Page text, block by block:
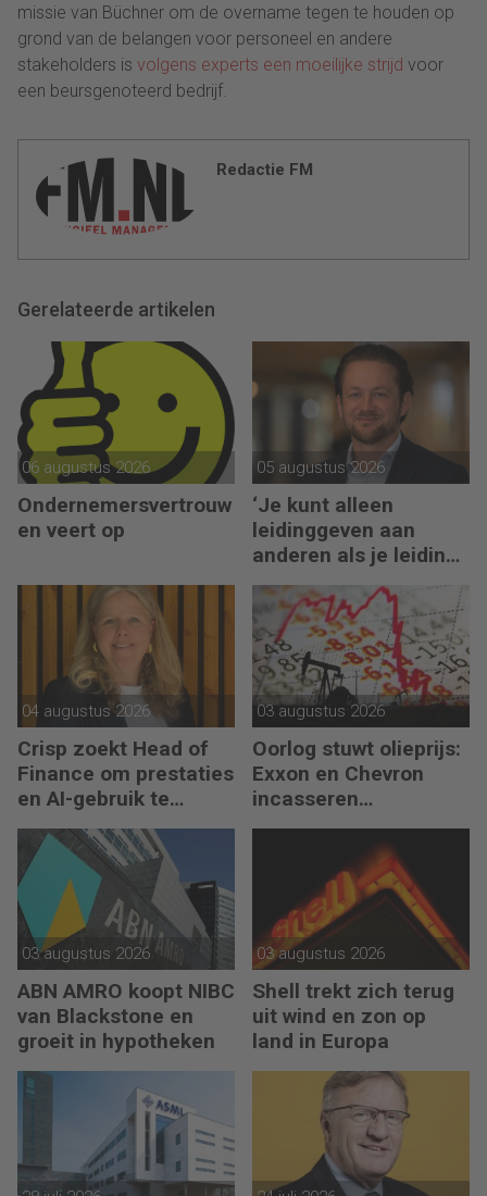
missie van Büchner om de overname tegen te houden op
grond van de belangen voor personeel en andere
stakeholders is volgens experts een moeilijke strijd voor
een beursgenoteerd bedrijf.
Redactie FM
Gerelateerde artikelen
06 augustus 2026
Ondernemersvertrouw
en veert op
05 augustus 2026
‘Je kunt alleen
leidinggeven aan
anderen als je leiding
kunt geven aan jezelf’
04 augustus 2026
Crisp zoekt Head of
Finance om prestaties
en AI-gebruik te
versnellen
03 augustus 2026
Oorlog stuwt olieprijs:
Exxon en Chevron
incasseren
miljardenwinsten
03 augustus 2026
ABN AMRO koopt NIBC
van Blackstone en
groeit in hypotheken
03 augustus 2026
Shell trekt zich terug
uit wind en zon op
land in Europa